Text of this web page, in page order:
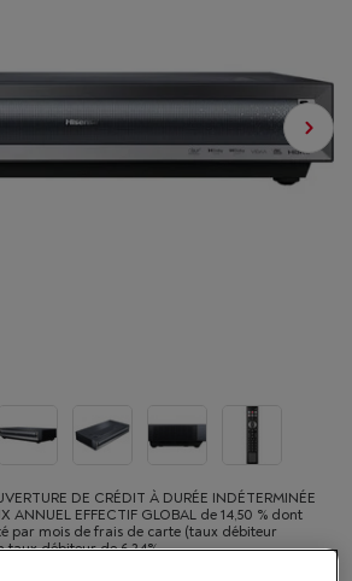
DE CRÉDIT À DURÉE INDÉTERMINÉE
ANNUEL EFFECTIF GLOBAL de 14,50 % dont
par mois de frais de carte (taux débiteur
taux débiteur de 6,24%.